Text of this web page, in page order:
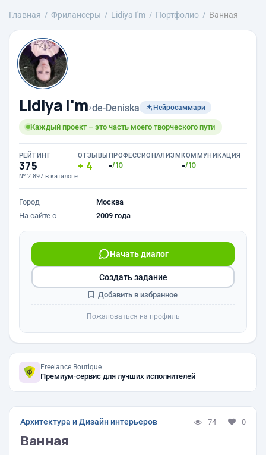
Главная Фрилансеры Lidiya I'm Портфолио Ванная
Lidiya I'm›de-Deniska Нейросаммари
Каждый проект – это часть моего творческого пути
РЕЙТИНГ
375
№ 2 897 в каталоге
ОТЗЫВЫ
4
ПРОФЕССИОНАЛИЗМ
-/10
КОММУНИКАЦИЯ
-/10
Город
Москва
На сайте с
2009 года
Начать диалог
Создать задание
Добавить в избранное
Пожаловаться на профиль
Freelance.Boutique
Премиум-сервис для лучших исполнителей
Архитектура и Дизайн интерьеров 74 0
Ванная